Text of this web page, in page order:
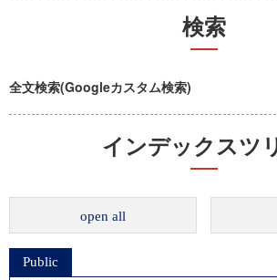
検索
全文検索(Googleカスタム検索)
インデックスツ
open all
Public